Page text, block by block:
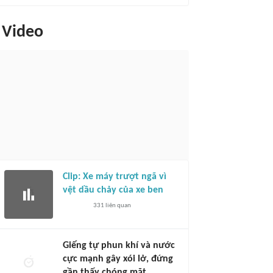
Video
Clip: Xe máy trượt ngã vì
vệt dầu chảy của xe ben
331 liên quan
Giếng tự phun khí và nước
cực mạnh gây xói lở, đứng